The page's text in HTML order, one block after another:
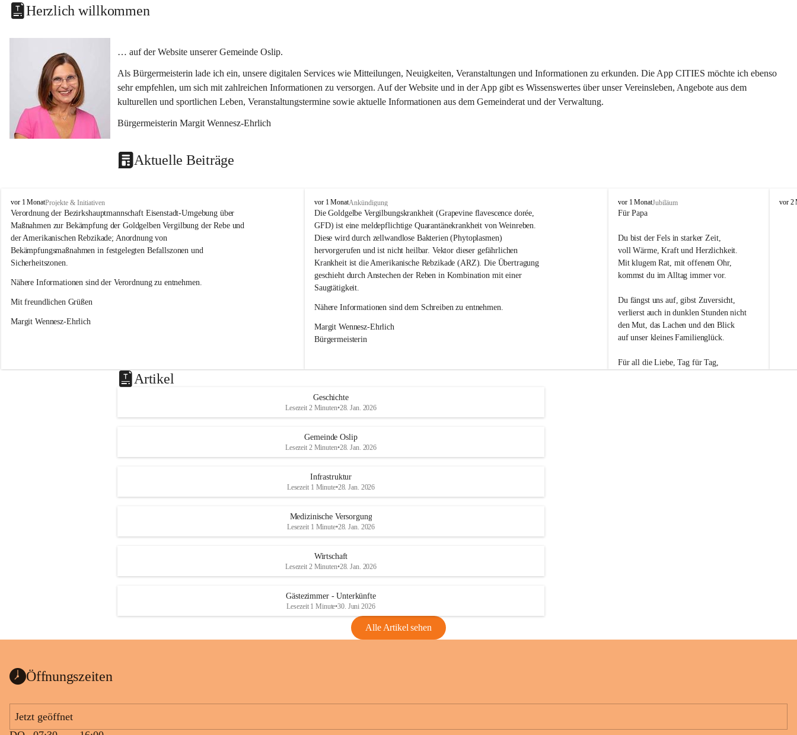
Herzlich willkommen
… auf der Website unserer Gemeinde Oslip.
Als Bürgermeisterin lade ich ein, unsere digitalen Services wie Mitteilungen, Neuigkeiten, Veranstaltungen und Informationen zu erkunden. Die App CITIES möchte ich ebenso
sehr empfehlen, um sich mit zahlreichen Informationen zu versorgen. Auf der Website und in der App gibt es Wissenswertes über unser Vereinsleben, Angebote aus dem
kulturellen und sportlichen Leben, Veranstaltungstermine sowie aktuelle Informationen aus dem Gemeinderat und der Verwaltung.
Bürgermeisterin Margit Wennesz-Ehrlich
Aktuelle Beiträge
O
s
l
i
p
vor 1 MonatProjekte & Initiativen
Verordnung der Bezirkshauptmannschaft Eisenstadt-Umgebung über
Maßnahmen zur Bekämpfung der Goldgelben Vergilbung der Rebe und
der Amerikanischen Rebzikade; Anordnung von
Bekämpfungsmaßnahmen in festgelegten Befallszonen und
Sicherheitszonen.
Nähere Informationen sind der Verordnung zu entnehmen.
Mit freundlichen Grüßen
Margit Wennesz-Ehrlich
O
s
l
i
p
vor 1 MonatAnkündigung
Die Goldgelbe Vergilbungskrankheit (Grapevine flavescence dorée,
GFD) ist eine meldepflichtige Quarantänekrankheit von Weinreben.
Diese wird durch zellwandlose Bakterien (Phytoplasmen)
hervorgerufen und ist nicht heilbar. Vektor dieser gefährlichen
Krankheit ist die Amerikanische Rebzikade (ARZ). Die Übertragung
geschieht durch Anstechen der Reben in Kombination mit einer
Saugtätigkeit.
Nähere Informationen sind dem Schreiben zu entnehmen.
Margit Wennesz-Ehrlich
Bürgermeisterin
O
s
i
vor 1 MonatJubiläum
Für Papa
Du bist der Fels in starker Zeit,
voll Wärme, Kraft und Herzlichkeit.
Mit klugem Rat, mit offenem Ohr,
kommst du im Alltag immer vor.
Du fängst uns auf, gibst Zuversicht,
verlierst auch in dunklen Stunden nicht
den Mut, das Lachen und den Blick
auf unser kleines Familienglück.
Für all die Liebe, Tag für Tag,
O
vor 2
Artikel
Geschichte
Lesezeit 2 Minuten•28. Jan. 2026
Gemeinde Oslip
Lesezeit 2 Minuten•28. Jan. 2026
Infrastruktur
Lesezeit 1 Minute•28. Jan. 2026
Medizinische Versorgung
Lesezeit 1 Minute•28. Jan. 2026
Wirtschaft
Lesezeit 2 Minuten•28. Jan. 2026
Gästezimmer - Unterkünfte
Lesezeit 1 Minute•30. Juni 2026
Alle Artikel sehen
Öffnungszeiten
Jetzt geöffnet